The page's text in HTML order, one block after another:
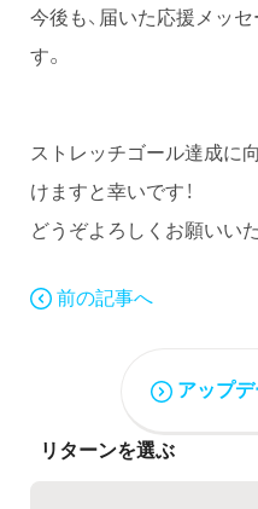
今後も、届いた応援メッ
す。
ストレッチゴール達成に
けますと幸いです！
どうぞよろしくお願いい
前の記事へ
アップ
リターンを選ぶ